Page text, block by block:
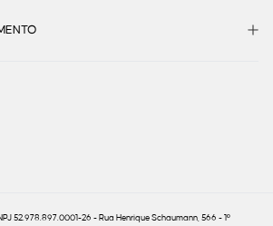
52.978.897.0001-26 - Rua Henrique Schaumann, 566 - 1º